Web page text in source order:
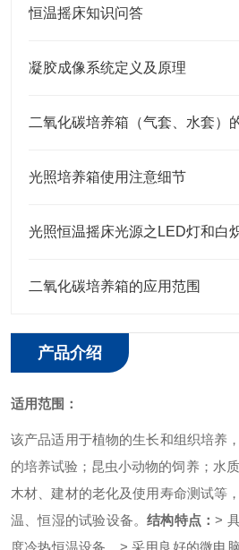
恒温摇床知识问答
凝胶成像系统定义及原理
二氧化碳培养箱（气套、水套）
光照培养箱使用注意细节
光照恒温摇床光源之LED灯和白
二氧化碳培养箱的应用范围
产品介绍
适用范围：
该产品适用于植物的生长和组织培养
的培养试验；昆虫小动物的饲养；水
木材、建材的老化及使用寿命测试等
温、恒湿的试验设备。结构特点：>
度冷热恒温设备。 > 采用良好的微电